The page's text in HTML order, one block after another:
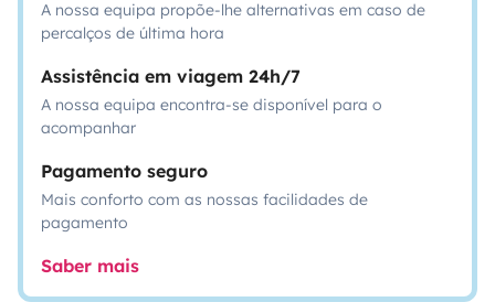
A nossa equipa propõe-lhe alternativas em caso de
percalços de última hora
Assistência em viagem 24h/7
A nossa equipa encontra-se disponível para o
acompanhar
Pagamento seguro
Mais conforto com as nossas facilidades de
pagamento
Saber mais